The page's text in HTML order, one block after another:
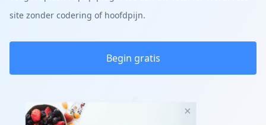
site zonder codering of hoofdpijn.
Begin gratis